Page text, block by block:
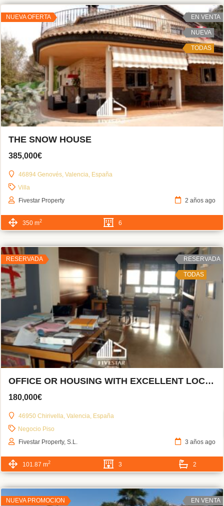
NUEVA OFERTA EN VENTA
NUEVA
TODAS
THE SNOW HOUSE
385,000€
46894 Genovés, Valencia, España
Villa
Fivestar Property
2 años ago
350 m2 6
RESERVADA RESERVADA
TODAS
OFFICE OR HOUSING WITH EXCELLENT LOCATION
180,000€
46950 Chirivella, Valencia, España
Negocio Piso
Fivestar Property, S.L.
3 años ago
101.87 m2 3 2
NUEVA PROMOCION EN VENTA